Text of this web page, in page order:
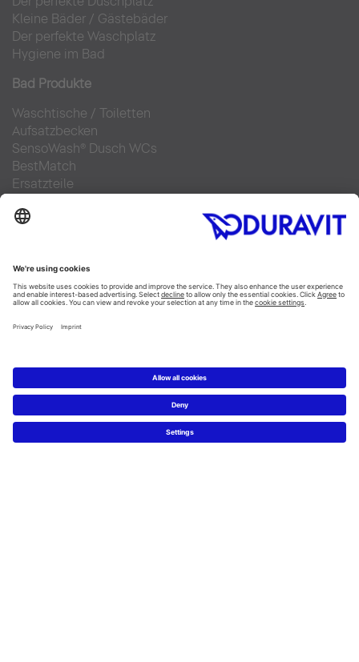
Kleine Bäder / Gästebäder
Der perfekte Waschplatz
Hygiene im Bad
Bad Produkte
Waschtische / Toiletten
Aufsatzbecken
SensoWash® Dusch WCs
BestMatch
Ersatzteile
Bad Planung
6 Schritte zu Ihrem Traumbad
Badausstellung finden
Service
Presse
Nachhaltigkeit
FAQs